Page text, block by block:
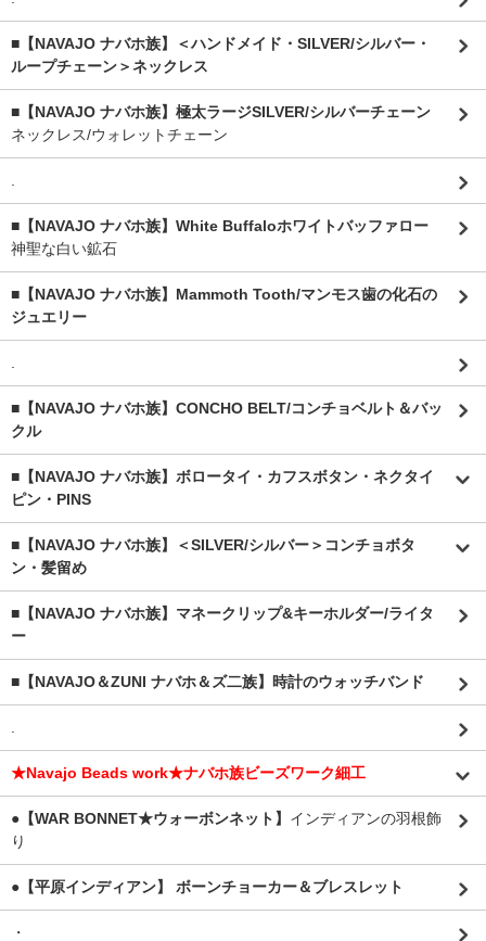
■【NAVAJO ナバホ族】＜ハンドメイド・SILVER/シルバー・
ループチェーン＞ネックレス
■【NAVAJO ナバホ族】極太ラージSILVER/シルバーチェーン
ネックレス/ウォレットチェーン
■【NAVAJO ナバホ族】White Buffaloホワイトバッファロー
神聖な白い鉱石
■【NAVAJO ナバホ族】Mammoth Tooth/マンモス歯の化石の
ジュエリー
■【NAVAJO ナバホ族】CONCHO BELT/コンチョベルト＆バッ
クル
■【NAVAJO ナバホ族】ボロータイ・カフスボタン・ネクタイ
ピン・PINS
■【NAVAJO ナバホ族】＜SILVER/シルバー＞コンチョボタ
ン・髪留め
■【NAVAJO ナバホ族】マネークリップ&キーホルダー/ライタ
ー
■【NAVAJO＆ZUNI ナバホ＆ズ二族】時計のウォッチバンド
★Navajo Beads work★ナバホ族ビーズワーク細工
●【WAR BONNET★ウォーボンネット】 インディアンの羽根飾
り
●【平原インディアン】 ボーンチョーカー＆ブレスレット
・